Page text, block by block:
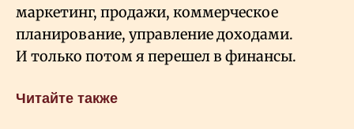
маркетинг, продажи, коммерческое
планирование, управление доходами.
И только потом я перешел в финансы.
Читайте также